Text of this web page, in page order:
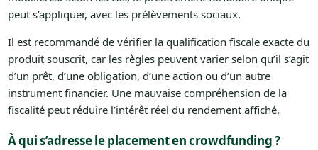
peut s’appliquer, avec les prélèvements sociaux.
Il est recommandé de vérifier la qualification fiscale exacte du
produit souscrit, car les règles peuvent varier selon qu’il s’agit
d’un prêt, d’une obligation, d’une action ou d’un autre
instrument financier. Une mauvaise compréhension de la
fiscalité peut réduire l’intérêt réel du rendement affiché.
À qui s’adresse le placement en crowdfunding ?